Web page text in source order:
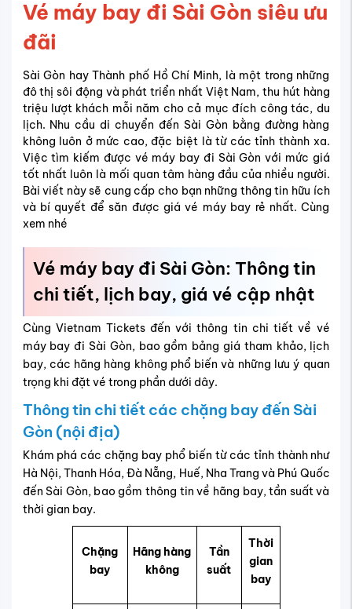
Vé máy bay đi Sài Gòn siêu ưu
đãi
Sài Gòn hay Thành phố Hồ Chí Minh, là một trong những
đô thị sôi động và phát triển nhất Việt Nam, thu hút hàng
triệu lượt khách mỗi năm cho cả mục đích công tác, du
lịch. Nhu cầu di chuyển đến Sài Gòn bằng đường hàng
không luôn ở mức cao, đặc biệt là từ các tỉnh thành xa.
Việc tìm kiếm được vé máy bay đi Sài Gòn với mức giá
tốt nhất luôn là mối quan tâm hàng đầu của nhiều người.
Bài viết này sẽ cung cấp cho bạn những thông tin hữu ích
và bí quyết để săn được giá vé máy bay rẻ nhất. Cùng
xem nhé
Vé máy bay đi Sài Gòn: Thông tin
chi tiết, lịch bay, giá vé cập nhật
Cùng Vietnam Tickets đến với thông tin chi tiết về vé
máy bay đi Sài Gòn, bao gồm bảng giá tham khảo, lịch
bay, các hãng hàng không phổ biến và những lưu ý quan
trọng khi đặt vé trong phần dưới dây.
Thông tin chi tiết các chặng bay đến Sài
Gòn (nội địa)
Khám phá các chặng bay phổ biến từ các tỉnh thành như
Hà Nội, Thanh Hóa, Đà Nẵng, Huế, Nha Trang và Phú Quốc
đến Sài Gòn, bao gồm thông tin về hãng bay, tần suất và
thời gian bay.
Chặng
bay
Hãng hàng
không
Tần
suất
Thời
gian
bay